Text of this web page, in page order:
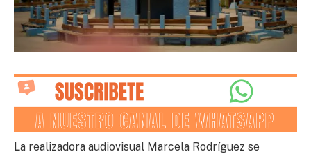
La realizadora audiovisual Marcela Rodríguez se